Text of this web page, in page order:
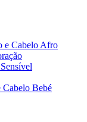
e Cabelo Afro
Cabelo Bebé